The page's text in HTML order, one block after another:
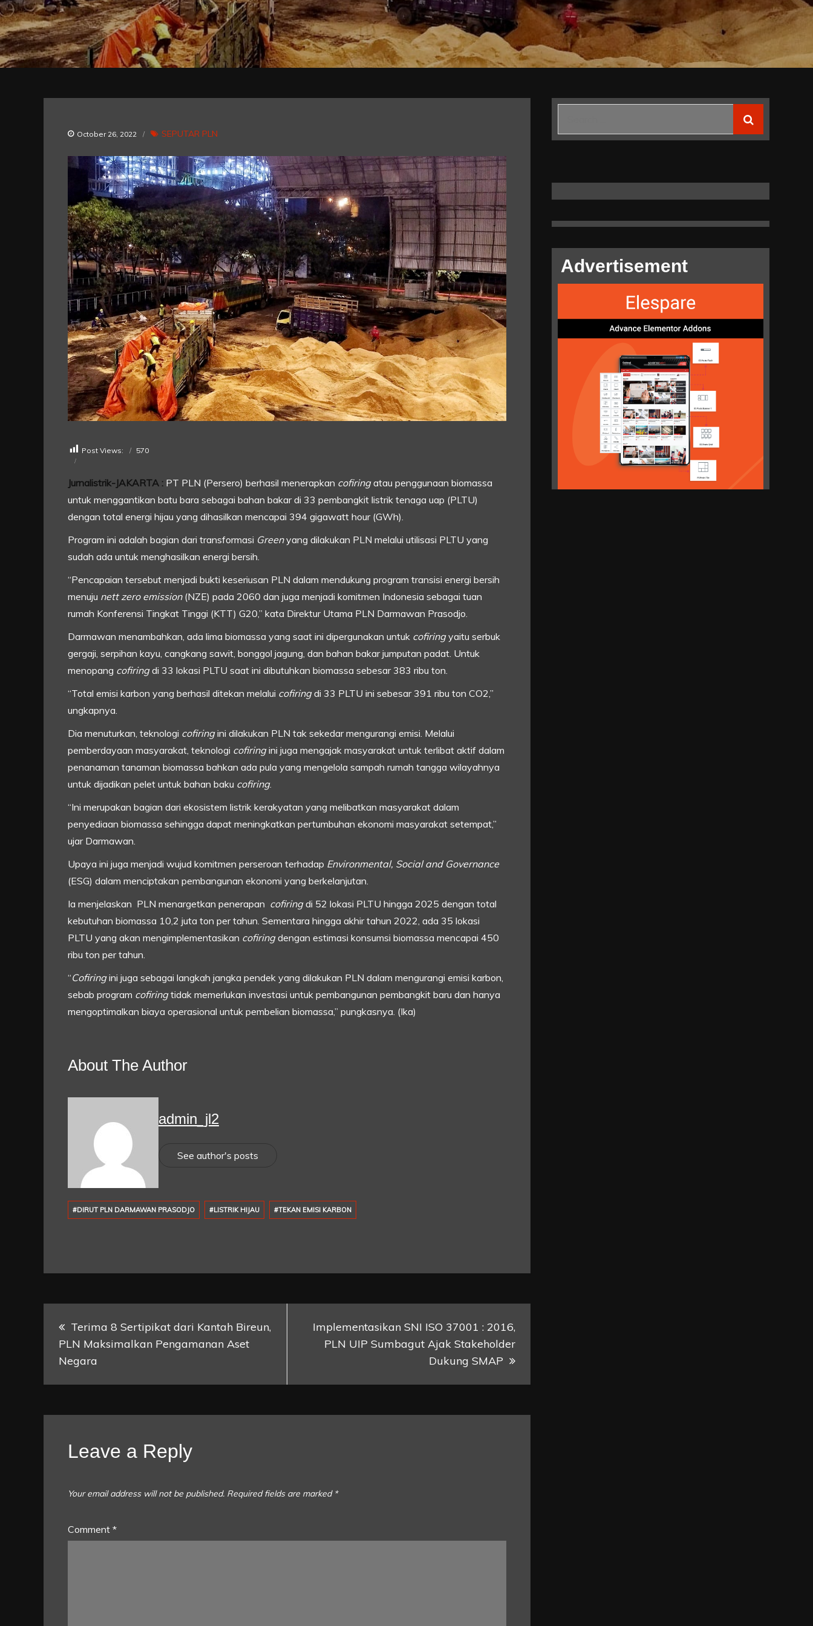
October 26, 2022 SEPUTAR PLN
Post Views: 570
Jurnalistrik-JAKARTA : PT PLN (Persero) berhasil menerapkan cofiringatau penggunaan biomassa
untuk menggantikan batu bara sebagai bahan bakar di 33 pembangkit listrik tenaga uap (PLTU)
dengan total energi hijau yang dihasilkan mencapai 394 gigawatt hour (GWh).
Program ini adalah bagian dari transformasi Greenyang dilakukan PLN melalui utilisasi PLTU yang
sudah ada untuk menghasilkan energi bersih.
“Pencapaian tersebut menjadi bukti keseriusan PLN dalam mendukung program transisi energi bersih
menuju nett zero emission(NZE) pada 2060 dan juga menjadi komitmen Indonesia sebagai tuan
rumah Konferensi Tingkat Tinggi (KTT) G20,” kata Direktur Utama PLN Darmawan Prasodjo.
Darmawan menambahkan, ada lima biomassa yang saat ini dipergunakan untuk cofiringyaitu serbuk
gergaji, serpihan kayu, cangkang sawit, bonggol jagung, dan bahan bakar jumputan padat. Untuk
menopang cofiringdi 33 lokasi PLTU saat ini dibutuhkan biomassa sebesar 383 ribu ton.
“Total emisi karbon yang berhasil ditekan melalui cofiringdi 33 PLTU ini sebesar 391 ribu ton CO2,”
ungkapnya.
Dia menuturkan, teknologi cofiringini dilakukan PLN tak sekedar mengurangi emisi. Melalui
pemberdayaan masyarakat, teknologi cofiringini juga mengajak masyarakat untuk terlibat aktif dalam
penanaman tanaman biomassa bahkan ada pula yang mengelola sampah rumah tangga wilayahnya
untuk dijadikan pelet untuk bahan baku cofiring.
“Ini merupakan bagian dari ekosistem listrik kerakyatan yang melibatkan masyarakat dalam
penyediaan biomassa sehingga dapat meningkatkan pertumbuhan ekonomi masyarakat setempat,”
ujar Darmawan.
Upaya ini juga menjadi wujud komitmen perseroan terhadap Environmental, Social and Governance
(ESG) dalam menciptakan pembangunan ekonomi yang berkelanjutan.
Ia menjelaskan PLN menargetkan penerapan cofiringdi 52 lokasi PLTU hingga 2025 dengan total
kebutuhan biomassa 10,2 juta ton per tahun. Sementara hingga akhir tahun 2022, ada 35 lokasi
PLTU yang akan mengimplementasikan cofiringdengan estimasi konsumsi biomassa mencapai 450
ribu ton per tahun.
“Cofiringini juga sebagai langkah jangka pendek yang dilakukan PLN dalam mengurangi emisi karbon,
sebab program cofiringtidak memerlukan investasi untuk pembangunan pembangkit baru dan hanya
mengoptimalkan biaya operasional untuk pembelian biomassa,” pungkasnya. (Ika)
About The Author
admin_jl2
See author's posts
#DIRUT PLN DARMAWAN PRASODJO #LISTRIK HIJAU #TEKAN EMISI KARBON
Post
navigation
Terima 8 Sertipikat dari Kantah Bireun,
PLN Maksimalkan Pengamanan Aset
Negara
Implementasikan SNI ISO 37001 : 2016,
PLN UIP Sumbagut Ajak Stakeholder
Dukung SMAP
Leave a Reply
Your email address will not be published. Required fields are marked *
Comment *
Advertisement